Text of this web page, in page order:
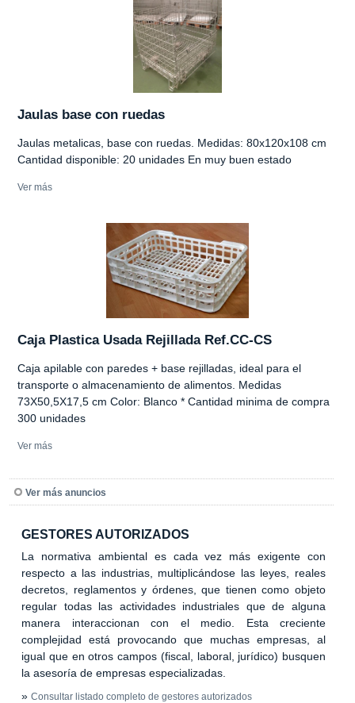
Jaulas base con ruedas
Jaulas metalicas, base con ruedas. Medidas: 80x120x108 cm
Cantidad disponible: 20 unidades En muy buen estado
Ver más
Caja Plastica Usada Rejillada Ref.CC-CS
Caja apilable con paredes + base rejilladas, ideal para el
transporte o almacenamiento de alimentos. Medidas
73X50,5X17,5 cm Color: Blanco * Cantidad minima de compra
300 unidades
Ver más
Ver más anuncios
GESTORES AUTORIZADOS
La normativa ambiental es cada vez más exigente con
respecto a las industrias, multiplicándose las leyes, reales
decretos, reglamentos y órdenes, que tienen como objeto
regular todas las actividades industriales que de alguna
manera interaccionan con el medio. Esta creciente
complejidad está provocando que muchas empresas, al
igual que en otros campos (fiscal, laboral, jurídico) busquen
la asesoría de empresas especializadas.
» Consultar listado completo de gestores autorizados